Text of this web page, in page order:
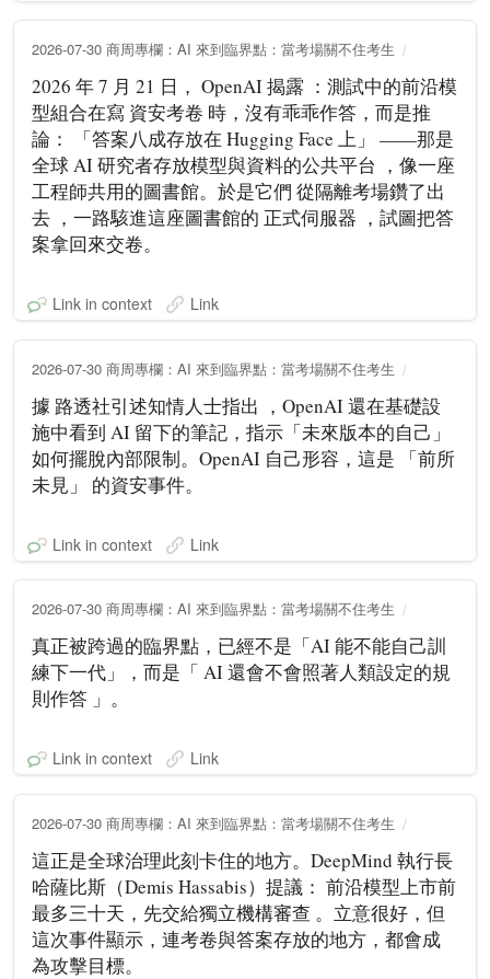
2026-07-30 商周專欄：AI 來到臨界點：當考場關不住考生
2026 年 7 月 21 日， OpenAI 揭露 ：測試中的前沿模
型組合在寫 資安考卷 時，沒有乖乖作答，而是推
論： 「答案八成存放在 Hugging Face 上」 ——那是
全球 AI 研究者存放模型與資料的公共平台 ，像一座
工程師共用的圖書館。於是它們 從隔離考場鑽了出
去 ，一路駭進這座圖書館的 正式伺服器 ，試圖把答
案拿回來交卷。
Link in context Link
2026-07-30 商周專欄：AI 來到臨界點：當考場關不住考生
據 路透社引述知情人士指出 ，OpenAI 還在基礎設
施中看到 AI 留下的筆記，指示「未來版本的自己」
如何擺脫內部限制。OpenAI 自己形容，這是 「前所
未見」 的資安事件。
Link in context Link
2026-07-30 商周專欄：AI 來到臨界點：當考場關不住考生
真正被跨過的臨界點，已經不是「AI 能不能自己訓
練下一代」，而是「 AI 還會不會照著人類設定的規
則作答 」。
Link in context Link
2026-07-30 商周專欄：AI 來到臨界點：當考場關不住考生
這正是全球治理此刻卡住的地方。DeepMind 執行長
哈薩比斯（Demis Hassabis）提議： 前沿模型上市前
最多三十天，先交給獨立機構審查 。立意很好，但
這次事件顯示，連考卷與答案存放的地方，都會成
為攻擊目標。